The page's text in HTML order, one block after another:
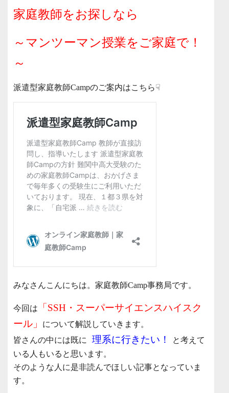
家庭教師をお探しなら
～マンツーマン授業をご家庭で！
～
派遣型家庭教師Campのご案内はこちら☟
みなさんこんにちは。家庭教師Camp事務局です。
今回は
「SSH・スーパーサイエンスハイスク
ール」
について解説していきます。
皆さんの中には既に
理系に行きたい！
と考えて
いる人もいると思います。
そのような人に是非読んでほしい記事となっていま
す。